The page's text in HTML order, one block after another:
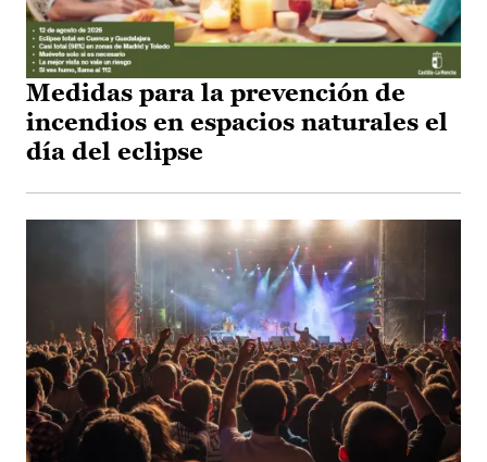
Medidas para la prevención de
incendios en espacios naturales el
día del eclipse